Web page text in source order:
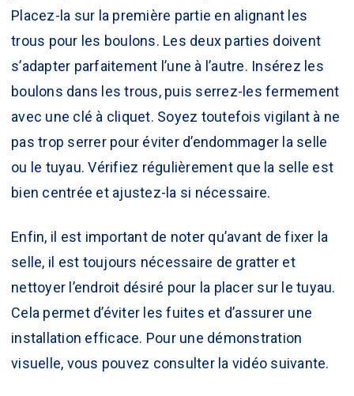
Placez-la sur la première partie en alignant les
trous pour les boulons. Les deux parties doivent
s’adapter parfaitement l’une à l’autre. Insérez les
boulons dans les trous, puis serrez-les fermement
avec une clé à cliquet. Soyez toutefois vigilant à ne
pas trop serrer pour éviter d’endommager la selle
ou le tuyau. Vérifiez régulièrement que la selle est
bien centrée et ajustez-la si nécessaire.
Enfin, il est important de noter qu’avant de fixer la
selle, il est toujours nécessaire de gratter et
nettoyer l’endroit désiré pour la placer sur le tuyau.
Cela permet d’éviter les fuites et d’assurer une
installation efficace. Pour une démonstration
visuelle, vous pouvez consulter la vidéo suivante.